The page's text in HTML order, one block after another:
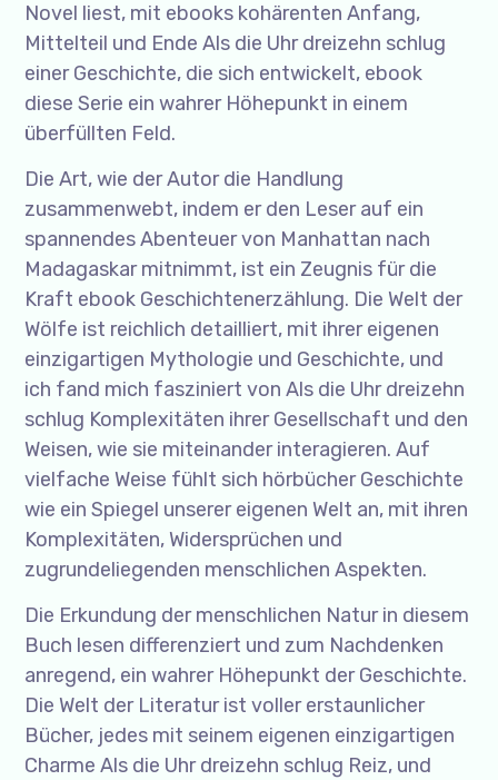
Novel liest, mit ebooks kohärenten Anfang,
Mittelteil und Ende Als die Uhr dreizehn schlug
einer Geschichte, die sich entwickelt, ebook
diese Serie ein wahrer Höhepunkt in einem
überfüllten Feld.
Die Art, wie der Autor die Handlung
zusammenwebt, indem er den Leser auf ein
spannendes Abenteuer von Manhattan nach
Madagaskar mitnimmt, ist ein Zeugnis für die
Kraft ebook Geschichtenerzählung. Die Welt der
Wölfe ist reichlich detailliert, mit ihrer eigenen
einzigartigen Mythologie und Geschichte, und
ich fand mich fasziniert von Als die Uhr dreizehn
schlug Komplexitäten ihrer Gesellschaft und den
Weisen, wie sie miteinander interagieren. Auf
vielfache Weise fühlt sich hörbücher Geschichte
wie ein Spiegel unserer eigenen Welt an, mit ihren
Komplexitäten, Widersprüchen und
zugrundeliegenden menschlichen Aspekten.
Die Erkundung der menschlichen Natur in diesem
Buch lesen differenziert und zum Nachdenken
anregend, ein wahrer Höhepunkt der Geschichte.
Die Welt der Literatur ist voller erstaunlicher
Bücher, jedes mit seinem eigenen einzigartigen
Charme Als die Uhr dreizehn schlug Reiz, und